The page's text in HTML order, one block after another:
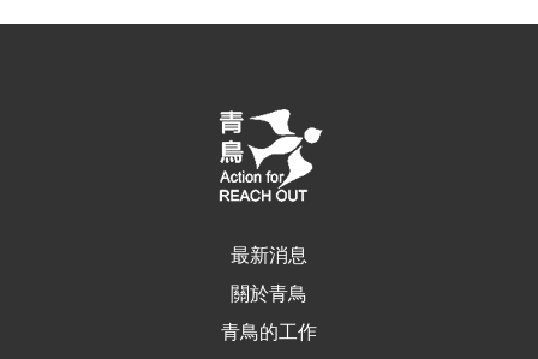
最新消息
關於青鳥
青鳥的工作